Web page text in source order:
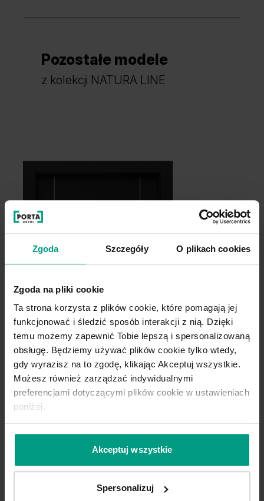
Zgoda Szczegóły O plikach cookies
Zgoda na pliki cookie
Ta strona korzysta z plików cookie, które pomagają jej
funkcjonować i śledzić sposób interakcji z nią. Dzięki
temu możemy zapewnić Tobie lepszą i spersonalizowaną
obsługę. Będziemy używać plików cookie tylko wtedy,
gdy wyrazisz na to zgodę, klikając Akceptuj wszystkie.
Możesz również zarządzać indywidualnymi
preferencjami dotyczącymi plików cookie w ustawieniach
poniżej.
Akceptuj wszystkie
Spersonalizuj
Pozostałe modele
z kolekcji NATURA LINE